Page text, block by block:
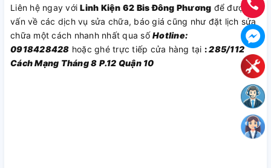
Liên hệ ngay vớiLinh Kiện 62 Bis Đông Phương để được tư
vấn về các dịch vụ sửa chữa, báo giá cũng như đặt lịch sửa
chữa một cách nhanh nhất qua sốHotline:
0918428428 hoặc ghé trực tiếp cửa hàng tại :285/112
Cách Mạng Tháng 8 P.12 Quận 10